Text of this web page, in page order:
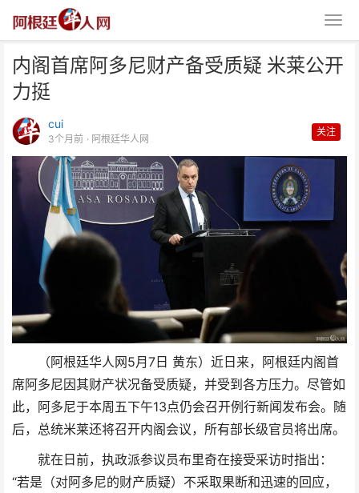
内阁首席阿多尼财产备受质疑 米莱公开
力挺
cui
3个月前 · 阿根廷华人网
关注
（阿根廷华人网5月7日 黄东）近日来，阿根廷内阁首
席阿多尼因其财产状况备受质疑，并受到各方压力。尽管如
此，阿多尼于本周五下午13点仍会召开例行新闻发布会。随
后，总统米莱还将召开内阁会议，所有部长级官员将出席。
就在日前，执政派参议员布里奇在接受采访时指出：
“若是（对阿多尼的财产质疑）不采取果断和迅速的回应，
内阁首席阿多尼财产备受质疑 米
莱公开力挺